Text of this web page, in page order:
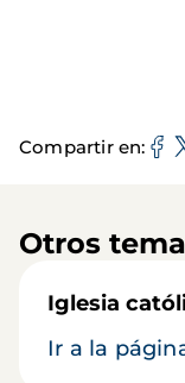
Compartir en
Otros
Iglesia
Ir a la